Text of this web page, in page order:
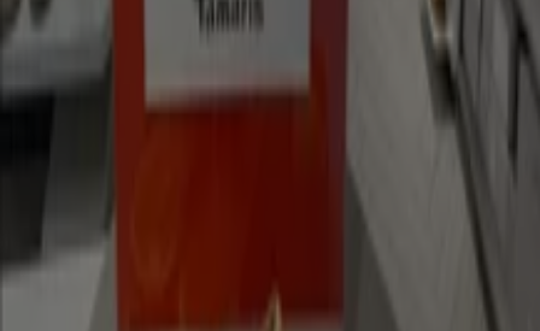
Läuft am 14.8. abBraunschweig
-4 Tage
Sale Up To 50% Off Special Offer On
Selected Items
Braunschweig